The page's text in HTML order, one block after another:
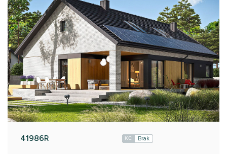
41986R KC Brak